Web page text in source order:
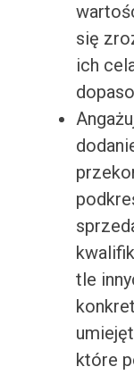
się
ich
tle
które